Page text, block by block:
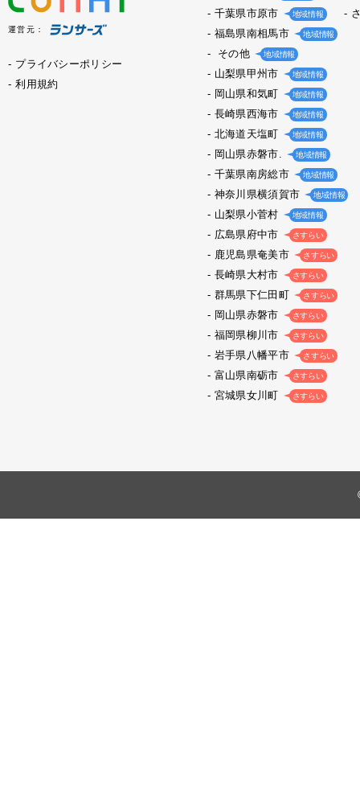
運営元：
プライバシーポリシー
利用規約
千葉県市原市 地域情報
福島県南相馬市 地域情報
その他 地域情報
山梨県甲州市 地域情報
岡山県和気町 地域情報
長崎県西海市 地域情報
北海道天塩町 地域情報
岡山県赤磐市. 地域情報
千葉県南房総市 地域情報
神奈川県横須賀市 地域情報
山梨県小菅村 地域情報
広島県府中市 さすらい
鹿児島県奄美市 さすらい
長崎県大村市 さすらい
群馬県下仁田町 さすらい
岡山県赤磐市 さすらい
福岡県柳川市 さすらい
岩手県八幡平市 さすらい
富山県南砺市 さすらい
宮城県女川町 さすらい